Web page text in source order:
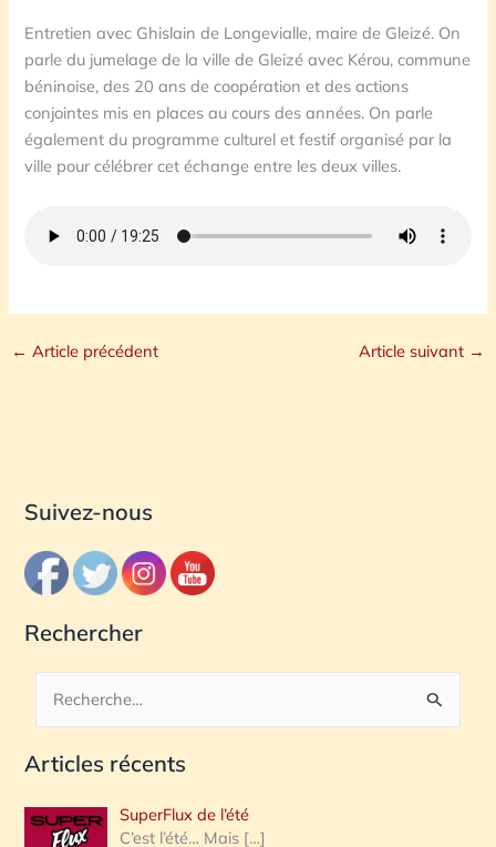
Entretien avec Ghislain de Longevialle, maire de Gleizé. On
parle du jumelage de la ville de Gleizé avec Kérou, commune
béninoise, des 20 ans de coopération et des actions
conjointes mis en places au cours des années. On parle
également du programme culturel et festif organisé par la
ville pour célébrer cet échange entre les deux villes.
← Article précédent Article suivant →
Suivez-nous
Rechercher
c
e
Articles récents
SuperFlux de l’été
C’est l’été… Mais […]